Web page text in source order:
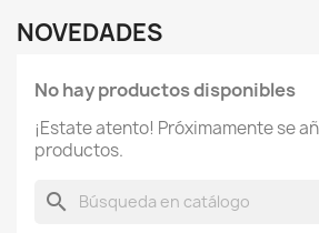
NOVEDADES
No hay productos disponibles
¡Estate atento! Próximamente se
productos.
search